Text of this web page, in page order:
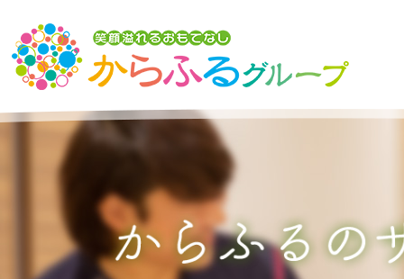
トップ
からふるグループの想い